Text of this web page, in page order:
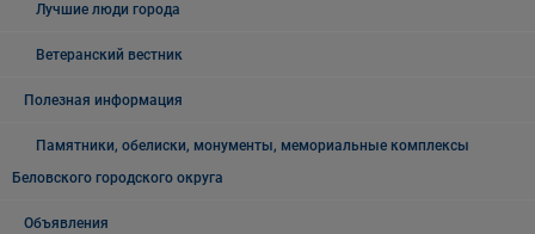
Лучшие люди города
Ветеранский вестник
Полезная информация
Памятники, обелиски, монументы, мемориальные комплексы
Беловского городского округа
Объявления